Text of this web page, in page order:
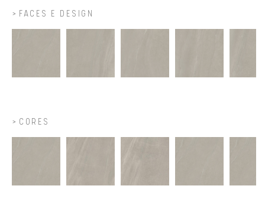
FACES E DESIGN
CORES